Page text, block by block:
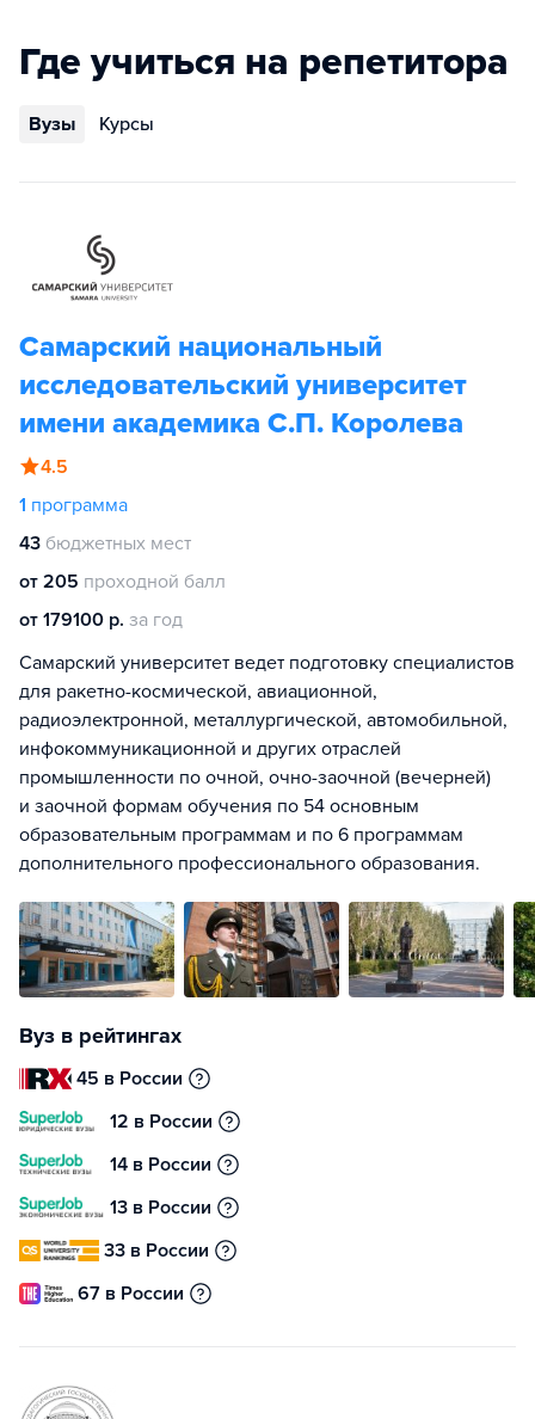
Где учиться на репетитора
Вузы Курсы
Самарский национальный
исследовательский университет
имени академика С.П. Королева
4.5
1 программа
43 бюджетных мест
от 205 проходной балл
от 179100 р. за год
Самарский университет ведет подготовку специалистов
для ракетно-космической, авиационной,
радиоэлектронной, металлургической, автомобильной,
инфокоммуникационной и других отраслей
промышленности по очной, очно-заочной (вечерней)
и заочной формам обучения по 54 основным
образовательным программам и по 6 программам
дополнительного профессионального образования.
Вуз в рейтингах
45 в России
12 в России
14 в России
13 в России
33 в России
67 в России